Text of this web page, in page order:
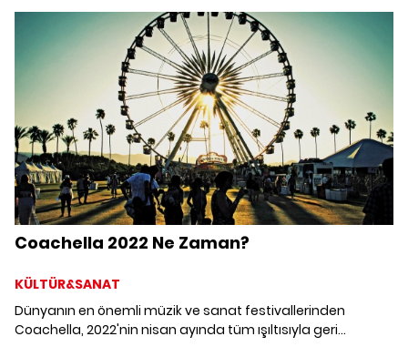
Coachella 2022 Ne Zaman?
KÜLTÜR&SANAT
Dünyanın en önemli müzik ve sanat festivallerinden
Coachella, 2022'nin nisan ayında tüm ışıltısıyla geri